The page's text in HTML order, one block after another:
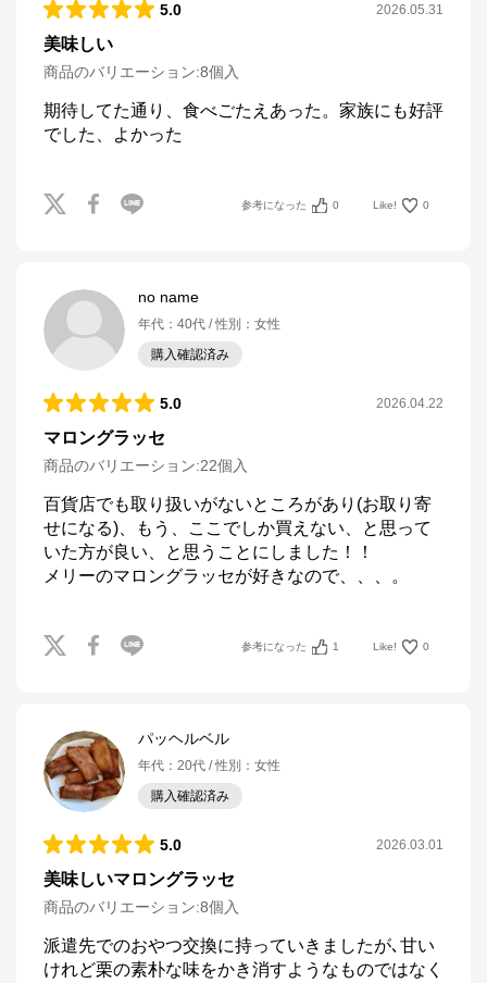
5.0 2026.05.31
美味しい
商品のバリエーション:8個入
期待してた通り、食べごたえあった。家族にも好評
でした、よかった
参考になった 0 Like! 0
no name
年代 ： 40代 性別 ： 女性
購入確認済み
5.0 2026.04.22
マロングラッセ
商品のバリエーション:22個入
百貨店でも取り扱いがないところがあり(お取り寄
せになる)、もう、ここでしか買えない、と思って
いた方が良い、と思うことにしました！！
メリーのマロングラッセが好きなので、、、。
参考になった 1 Like! 0
パッヘルベル
年代 ： 20代 性別 ： 女性
購入確認済み
5.0 2026.03.01
美味しいマロングラッセ
商品のバリエーション:8個入
派遣先でのおやつ交換に持っていきましたが､甘い
けれど栗の素朴な味をかき消すようなものではなく